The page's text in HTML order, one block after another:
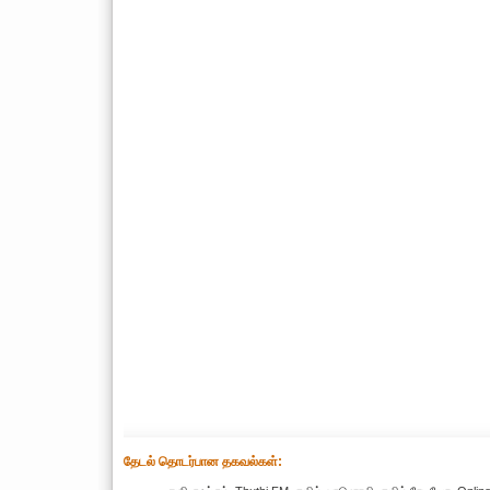
தேட‌ல் தொட‌ர்பான தகவ‌ல்க‌ள்: